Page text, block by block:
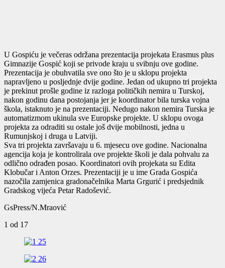
U Gospiću je večeras održana prezentacija projekata Erasmus plus
Gimnazije Gospić koji se privode kraju u svibnju ove godine.
Prezentacija je obuhvatila sve ono što je u sklopu projekta
napravljeno u posljednje dvije godine. Jedan od ukupno tri projekta
je prekinut prošle godine iz razloga političkih nemira u Turskoj,
nakon godinu dana postojanja jer je koordinator bila turska vojna
škola, istaknuto je na prezentaciji. Nedugo nakon nemira Turska je
automatizmom ukinula sve Europske projekte. U sklopu ovoga
projekta za odraditi su ostale još dvije mobilnosti, jedna u
Rumunjskoj i druga u Latviji.
Sva tri projekta završavaju u 6. mjesecu ove godine. Nacionalna
agencija koja je kontrolirala ove projekte školi je dala pohvalu za
odlično odrađen posao. Koordinatori ovih projekata su Edita
Klobučar i Anton Orzes. Prezentaciji je u ime Grada Gospića
nazočila zamjenica gradonačelnika Marta Grgurić i predsjednik
Gradskog vijeća Petar Radošević.
GsPress/N.Mraović
1 od 17